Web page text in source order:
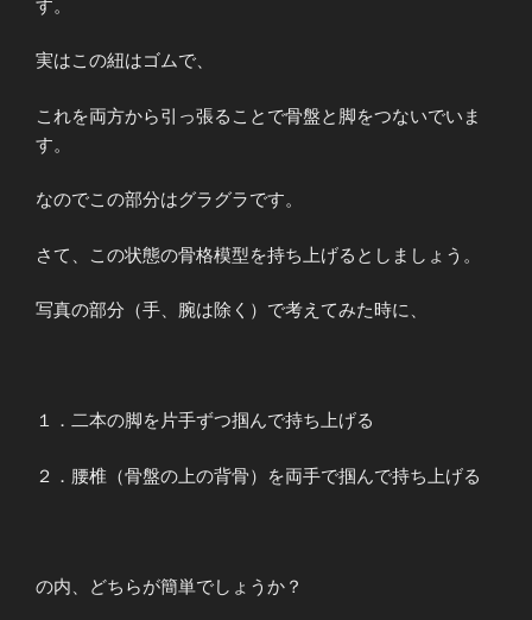
す。
実はこの紐はゴムで、
これを両方から引っ張ることで骨盤と脚をつないでいま
す。
なのでこの部分はグラグラです。
さて、この状態の骨格模型を持ち上げるとしましょう。
写真の部分（手、腕は除く）で考えてみた時に、
１．二本の脚を片手ずつ掴んで持ち上げる
２．腰椎（骨盤の上の背骨）を両手で掴んで持ち上げる
の内、どちらが簡単でしょうか？